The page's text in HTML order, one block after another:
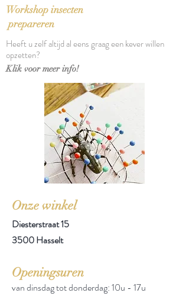
1625
Language: Latin
Binding: Vellum
Pages: [9], 279
Size: 10 x 5,5 x 2,5 cm
Workshop insecten
prepareren
Heeft u zelf altijd al eens graag een kever willen
opzetten?
Klik voor meer info!
Onze winkel
Diesterstraat 15
3500 Hasselt
Openingsuren
van dinsdag tot donderdag: 10u - 17u